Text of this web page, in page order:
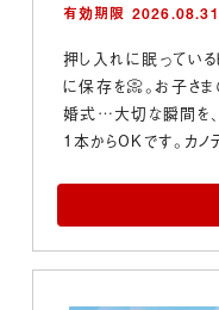
有効期限 2026.08.31
押し入れに眠ってい
に保存を📀。お子さ
婚式…大切な瞬間を、
1本からOKです。カノ